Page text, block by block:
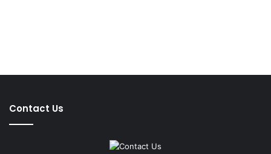
Contact Us